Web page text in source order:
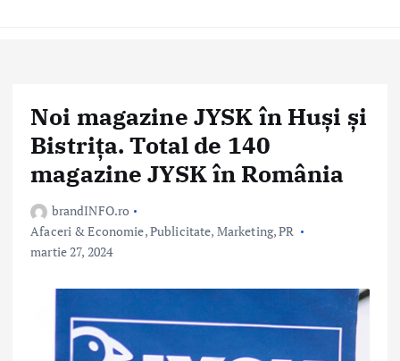
Noi magazine JYSK în Huși și
Bistrița. Total de 140
magazine JYSK în România
brandINFO.ro
Afaceri & Economie,Publicitate, Marketing, PR
martie 27, 2024